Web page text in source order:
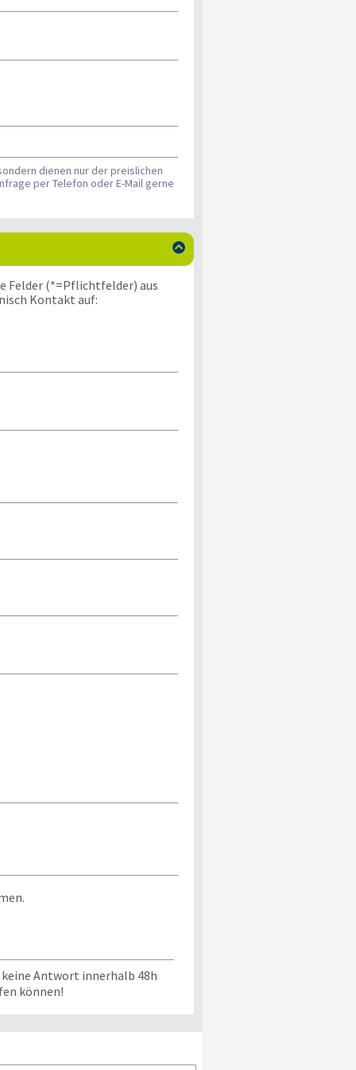
dienen nur der preislichen
per Telefon oder E-Mail gerne

Felder (*=Pflichtfelder) aus
Kontakt auf:
Antwort innerhalb 48h
können!